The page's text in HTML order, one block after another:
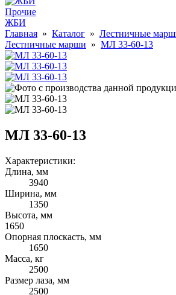
Прочие
ЖБИ
Главная » Каталог » Лестничные
Лестничные марши » МЛ 33-60-13
МЛ 33-60-13
Характеристики:
Длина, мм
3940
Ширина, мм
1350
Высота, мм
1650
Опорная плоскасть, мм
1650
Масса, кг
2500
Размер лаза, мм
2500